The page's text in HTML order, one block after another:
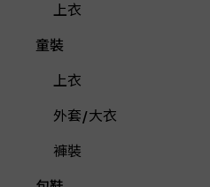
上衣
童裝
上衣
外套/大衣
褲裝